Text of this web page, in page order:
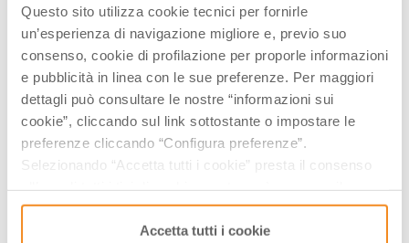
Questo sito utilizza cookie tecnici per fornirle
un’esperienza di navigazione migliore e, previo suo
consenso, cookie di profilazione per proporle informazioni
e pubblicità in linea con le sue preferenze. Per maggiori
dettagli può consultare le nostre “informazioni sui
cookie”, cliccando sul link sottostante o impostare le
preferenze cliccando “Configura preferenze”.
Selezionando “Accetta tutti i cookie” presta il consenso
consenso cliccando su “Usa solo i cookie necessari” e
saranno attivati i soli cookie tecnici necessari al corretto
Accetta tutti i cookie
(aperto anche il sabato pomeriggio nei mesi di luglio
agosto e settembre dalle 15.30 alle 18,00); Novembre e
Dicembre giorni feriali 9.00/12.30 martedì e giovedì anche
15.30/17.30 festivi 9.00/13.00. Chiuso il 25/12, 26/12, 1/01
e giorno di Pasqua.
I Percorsi del Savio propone anche
Capitano